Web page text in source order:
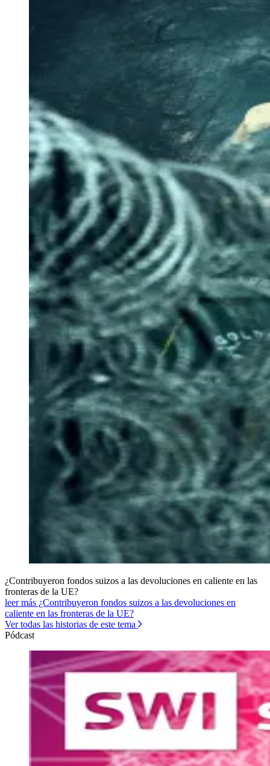
¿Contribuyeron fondos suizos a las devoluciones en caliente en las
fronteras de la UE?
leer más ¿Contribuyeron fondos suizos a las devoluciones en
caliente en las fronteras de la UE?
Ver todas las historias de este tema
Pódcast